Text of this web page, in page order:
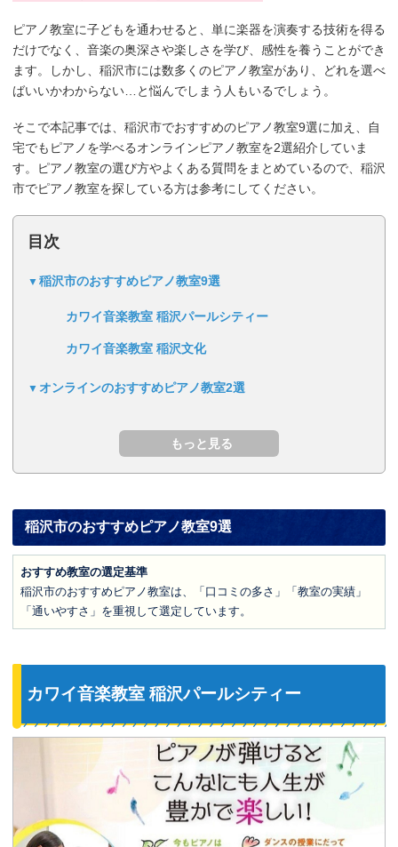
ピアノ教室に子どもを通わせると、単に楽器を演奏する技術を得る
だけでなく、音楽の奥深さや楽しさを学び、感性を養うことができ
ます。しかし、稲沢市には数多くのピアノ教室があり、どれを選べ
ばいいかわからない…と悩んでしまう人もいるでしょう。
そこで本記事では、稲沢市でおすすめのピアノ教室9選に加え、自
宅でもピアノを学べるオンラインピアノ教室を2選紹介していま
す。ピアノ教室の選び方やよくある質問をまとめているので、稲沢
市でピアノ教室を探している方は参考にしてください。
目次
稲沢市のおすすめピアノ教室9選
カワイ音楽教室 稲沢パールシティー
カワイ音楽教室 稲沢文化
オンラインのおすすめピアノ教室2選
稲沢市のおすすめピアノ教室9選
おすすめ教室の選定基準
稲沢市のおすすめピアノ教室は、「口コミの多さ」「教室の実績」
「通いやすさ」を重視して選定しています。
カワイ音楽教室 稲沢パールシティー